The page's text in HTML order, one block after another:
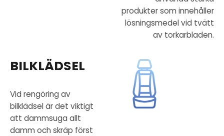
produkter som innehåller
lösningsmedel vid tvätt
av torkarbladen.
BILKLÄDSEL
Vid rengöring av
bilklädsel är det viktigt
att dammsuga allt
damm och skräp först